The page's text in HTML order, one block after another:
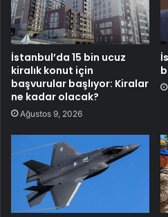
İstanbul’da 15 bin ucuz
kiralık konut için
başvurular başlıyor: Kiralar
ne kadar olacak?
Ağustos 9, 2026